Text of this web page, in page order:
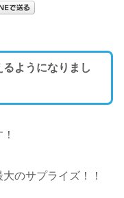
ようになりまし
のサプライズ！！